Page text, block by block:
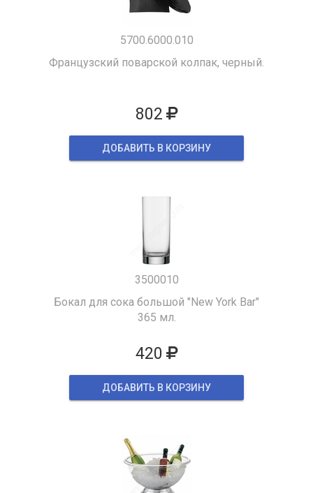
5700.6000.010
Французский поварской колпак, черный.
802
ДОБАВИТЬ В КОРЗИНУ
3500010
Бокал для сока большой "New York Bar"
365 мл.
420
ДОБАВИТЬ В КОРЗИНУ